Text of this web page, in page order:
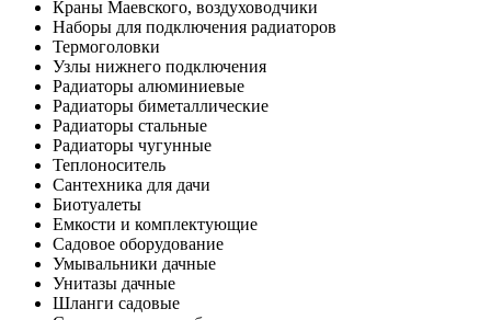
Краны Маевского, воздуховодчики
Наборы для подключения радиаторов
Термоголовки
Узлы нижнего подключения
Радиаторы алюминиевые
Радиаторы биметаллические
Радиаторы стальные
Радиаторы чугунные
Теплоноситель
Сантехника для дачи
Биотуалеты
Емкости и комплектующие
Садовое оборудование
Умывальники дачные
Унитазы дачные
Шланги садовые